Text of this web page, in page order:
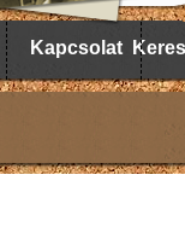
Kapcsolat